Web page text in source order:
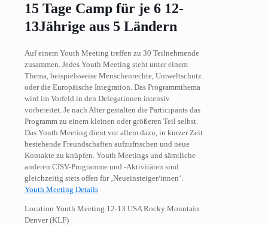
15 Tage Camp für je 6 12-
13Jährige aus 5 Ländern
Auf einem Youth Meeting treffen zu 30 Teilnehmende
zusammen. Jedes Youth Meeting steht unter einem
Thema, beispielsweise Menschenrechte, Umweltschutz
oder die Europäische Integration. Das Programmthema
wird im Vorfeld in den Delegationen intensiv
vorbereitet. Je nach Alter gestalten die Participants das
Programm zu einem kleinen oder größeren Teil selbst.
Das Youth Meeting dient vor allem dazu, in kurzer Zeit
bestehende Freundschaften aufzufrischen und neue
Kontakte zu knüpfen. Youth Meetings und sämtliche
anderen CISV-Programme und -Aktivitäten sind
gleichzeitig stets offen für ‚Neueinsteiger/innen‘.
Youth Meeting Details
Location Youth Meeting 12-13 USA Rocky Mountain
Denver (KLF)